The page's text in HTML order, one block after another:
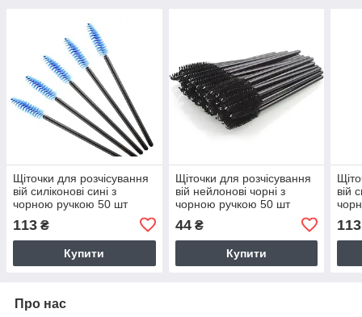
Щіточки для розчісування
вій силіконові сині з
чорною ручкою 50 шт
113 ₴
Купити
Щіточки для розчісування
вій нейлонові чорні з
чорною ручкою 50 шт
44₴
Купити
вій
113
Про нас